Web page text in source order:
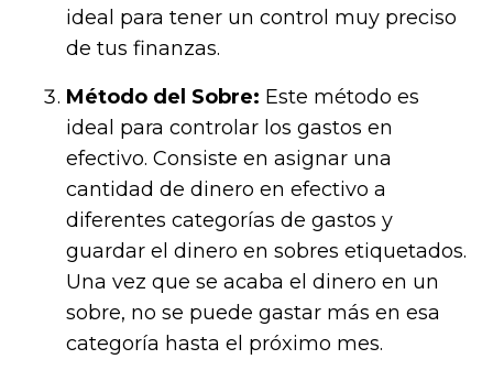
ideal para tener un control muy preciso
de tus finanzas.
Método del Sobre: Este método es
ideal para controlar los gastos en
efectivo. Consiste en asignar una
cantidad de dinero en efectivo a
diferentes categorías de gastos y
guardar el dinero en sobres etiquetados.
Una vez que se acaba el dinero en un
sobre, no se puede gastar más en esa
categoría hasta el próximo mes.